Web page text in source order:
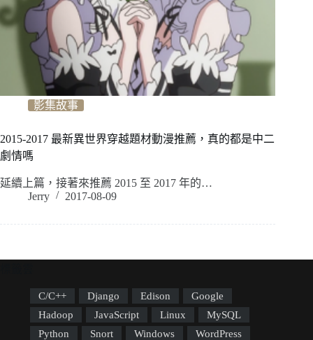
影集故事
2015-2017 最新異世界穿越題材動漫推薦，真的都是中二
劇情嗎
延續上篇，接著來推薦 2015 至 2017 年的…
Jerry
2017-08-09
C/C++ Django Edison
Google
Hadoop
JavaScript Linux
MySQL
Python
Snort Windows
WordPress